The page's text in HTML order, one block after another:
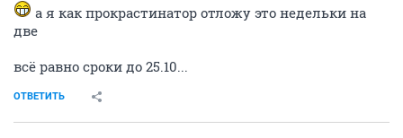
а я как прокрастинатор отложу это недельки на
две
всё равно сроки до 25.10...
ОТВЕТИТЬ